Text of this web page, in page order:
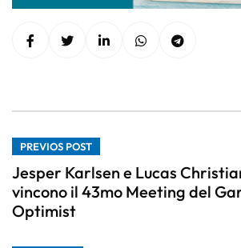
PREVIOS POST
Jesper Karlsen e Lucas
vincono il 43mo Meeting del
Optimist